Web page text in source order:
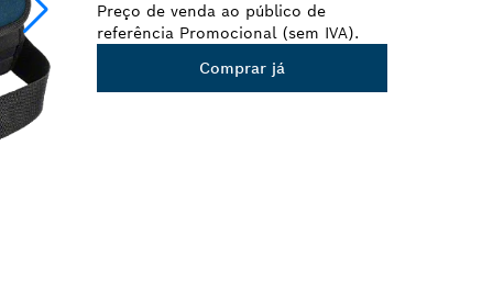
Preço de venda ao público de
referência Promocional (sem IVA).
Comprar já